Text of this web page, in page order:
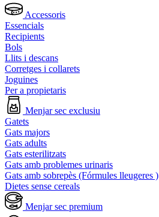
Accessoris
Essencials
Recipients
Bols
Llits i descans
Corretges i collarets
Joguines
Per a propietaris
Menjar sec exclusiu
Gatets
Gats majors
Gats adults
Gats esterilitzats
Gats amb problemes urinaris
Gats amb sobrepès (Fórmules lleugeres )
Dietes sense cereals
Menjar sec premium